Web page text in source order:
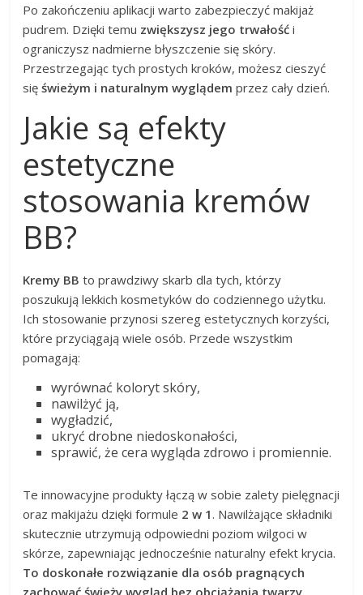
Po zakończeniu aplikacji warto zabezpieczyć makijaż
pudrem. Dzięki temu zwiększysz jego trwałość i
ograniczysz nadmierne błyszczenie się skóry.
Przestrzegając tych prostych kroków, możesz cieszyć
sięświeżym i naturalnym wyglądem przez cały dzień.
Jakie są efekty
estetyczne
stosowania kremów
BB?
Kremy BB to prawdziwy skarb dla tych, którzy
poszukują lekkich kosmetyków do codziennego użytku.
Ich stosowanie przynosi szereg estetycznych korzyści,
które przyciągają wiele osób. Przede wszystkim
pomagają:
wyrównać koloryt skóry,
nawilżyć ją,
wygładzić,
ukryć drobne niedoskonałości,
sprawić, że cera wygląda zdrowo i promiennie.
Te innowacyjne produkty łączą w sobie zalety pielęgnacji
oraz makijażu dzięki formule 2 w 1 . Nawilżające składniki
skutecznie utrzymują odpowiedni poziom wilgoci w
skórze, zapewniając jednocześnie naturalny efekt krycia.
To doskonałe rozwiązanie dla osób pragnących
zachować świeży wygląd bez obciążania twarzy